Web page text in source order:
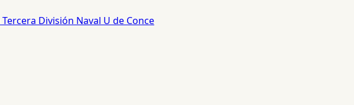
Tercera División Naval U de Conce